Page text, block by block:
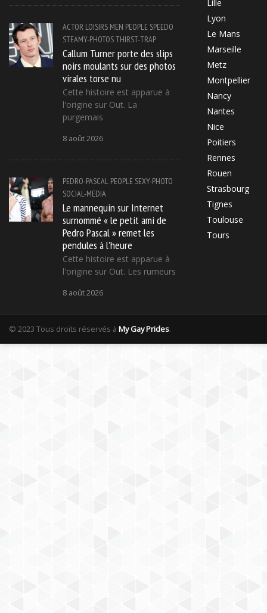
ACTOR LOISIRS MEN PEOPLE SPEEDO
STEAMY-PHOTOSTHIRST-TRAP
Callum Turner porte des slips
noirs moulants sur des photos
virales torse nu
Cette histoire est apparue à
l'origine sur Out. La
purgemais
8 août 2026
PEDRO-PASCAL PEOPLE SEXY-PHOTO
SOCIAL-MEDIA
Le mannequin sur Internet
surnommé « le petit ami de
Pedro Pascal » remet les
pendules à l'heure
Cette histoire est apparue à
l'origine sur Out. Les rumeurs
8 août 2026
Lille
Lyon
Le Mans
Marseille
Metz
Montpellier
Nancy
Nantes
Nice
Poitiers
Rennes
Rouen
Strasbourg
Tignes
Toulouse
Tours
© 2023 Tous droits réservés à My Gay Prides.